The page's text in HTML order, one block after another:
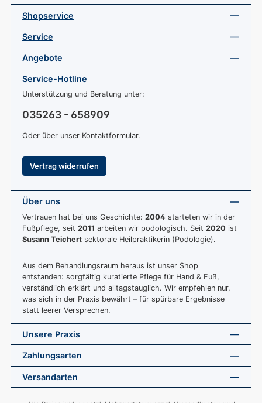
Shopservice
Service
Angebote
Service-Hotline
Unterstützung und Beratung unter:
035263 - 658909
Oder über unser Kontaktformular.
Vertrag widerrufen
Über uns
Vertrauen hat bei uns Geschichte: 2004 starteten wir in der
Fußpflege, seit 2011 arbeiten wir podologisch. Seit 2020 ist
Susann Teichert sektorale Heilpraktikerin (Podologie).
Aus dem Behandlungsraum heraus ist unser Shop
entstanden: sorgfältig kuratierte Pflege für Hand & Fuß,
verständlich erklärt und alltagstauglich. Wir empfehlen nur,
was sich in der Praxis bewährt – für spürbare Ergebnisse
statt leerer Versprechen.
Unsere Praxis
Zahlungsarten
Versandarten